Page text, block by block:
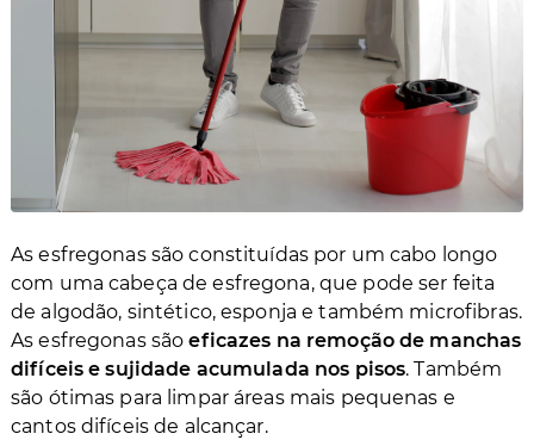
As esfregonas são constituídas por um cabo longo
com uma cabeça de esfregona, que pode ser feita
de algodão, sintético, esponja e também microfibras.
As esfregonas sãoeficazes na remoção de manchas
difíceis e sujidade acumulada nos pisos. Também
são ótimas para limpar áreas mais pequenas e
cantos difíceis de alcançar.